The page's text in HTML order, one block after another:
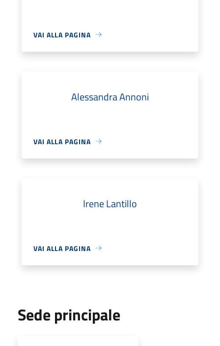
VAI ALLA PAGINA
Alessandra Annoni
VAI ALLA PAGINA
Irene Lantillo
VAI ALLA PAGINA
Sede principale